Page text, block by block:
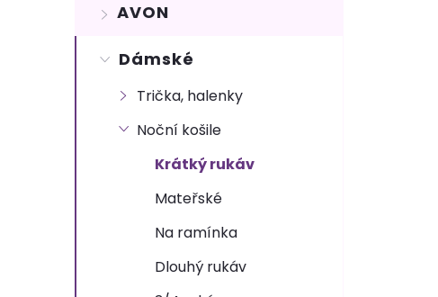
s
AVON
Dámské
Trička, halenky
Noční košile
Krátký rukáv
Mateřské
Na ramínka
Dlouhý rukáv